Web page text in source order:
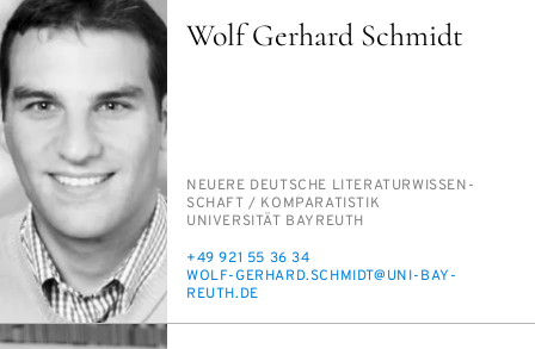
Wolf Gerhard Schmidt
PERSON_RESEARCH_SUBJECT
NEUE­RE DEUT­SCHE LI­TE­RA­TUR­WIS­SEN­
SCHAFT /​ KOM­PA­RA­TIS­TIK
INSTITUTION
UNI­VER­SI­TÄT BAY­REUTH
TELEFON
+49 921 55 36 34
E-
MAIL
WOLF-GER­HARD.SCHMIDT@UNI-BAY­
REUTH.DE